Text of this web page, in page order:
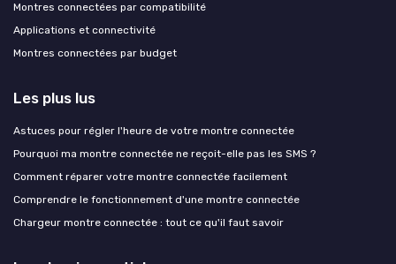
Montres connectées par compatibilité
Applications et connectivité
Montres connectées par budget
Les plus lus
Astuces pour régler l'heure de votre montre connectée
Pourquoi ma montre connectée ne reçoit-elle pas les SMS ?
Comment réparer votre montre connectée facilement
Comprendre le fonctionnement d'une montre connectée
Chargeur montre connectée : tout ce qu'il faut savoir